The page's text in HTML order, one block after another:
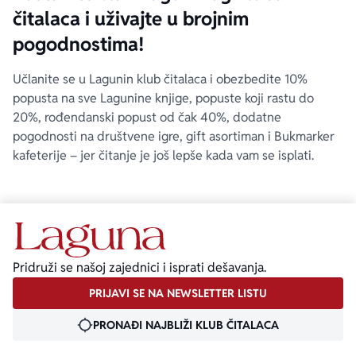
čitalaca i uživajte u brojnim
pogodnostima!
Učlanite se u Lagunin klub čitalaca i obezbedite 10%
popusta na sve Lagunine knjige, popuste koji rastu do
20%, rođendanski popust od čak 40%, dodatne
pogodnosti na društvene igre, gift asortiman i Bukmarker
kafeterije – jer čitanje je još lepše kada vam se isplati.
Pridruži se našoj zajednici i isprati dešavanja.
PRIJAVI SE NA NEWSLETTER LISTU
PRONAĐI NAJBLIŽI KLUB ČITALACA